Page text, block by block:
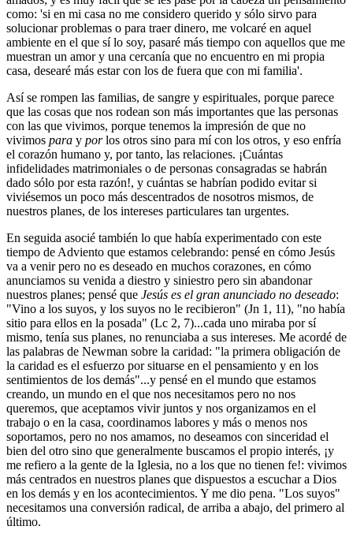
como: 'si en mi casa no me considero querido y sólo sirvo para
solucionar problemas o para traer dinero, me volcaré en aquel
ambiente en el que sí lo soy, pasaré más tiempo con aquellos que me
muestran un amor y una cercanía que no encuentro en mi propia
casa, desearé más estar con los de fuera que con mi familia'.
Así se rompen las familias, de sangre y espirituales, porque parece
que las cosas que nos rodean son más importantes que las personas
con las que vivimos, porque tenemos la impresión de que no
vivimos para y porlos otros sino para mí con los otros, y eso enfría
el corazón humano y, por tanto, las relaciones. ¡Cuántas
infidelidades matrimoniales o de personas consagradas se habrán
dado sólo por esta razón!, y cuántas se habrían podido evitar si
viviésemos un poco más descentrados de nosotros mismos, de
nuestros planes, de los intereses particulares tan urgentes.
En seguida asocié también lo que había experimentado con este
tiempo de Adviento que estamos celebrando: pensé en cómo Jesús
va a venir pero no es deseado en muchos corazones, en cómo
anunciamos su venida a diestro y siniestro pero sin abandonar
nuestros planes; pensé que Jesús es el gran anunciado no deseado:
"Vino a los suyos, y los suyos no le recibieron" (Jn 1, 11), "no había
sitio para ellos en la posada" (Lc 2, 7)...cada uno miraba por sí
mismo, tenía sus planes, no renunciaba a sus intereses. Me acordé de
las palabras de Newman sobre la caridad: "la primera obligación de
la caridad es el esfuerzo por situarse en el pensamiento y en los
sentimientos de los demás"...y pensé en el mundo que estamos
creando, un mundo en el que nos necesitamos pero no nos
queremos, que aceptamos vivir juntos y nos organizamos en el
trabajo o en la casa, coordinamos labores y más o menos nos
soportamos, pero no nos amamos, no deseamos con sinceridad el
bien del otro sino que generalmente buscamos el propio interés, ¡y
me refiero a la gente de la Iglesia, no a los que no tienen fe!: vivimos
más centrados en nuestros planes que dispuestos a escuchar a Dios
en los demás y en los acontecimientos. Y me dio pena. "Los suyos"
necesitamos una conversión radical, de arriba a abajo, del primero al
último.